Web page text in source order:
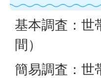
基本調査：世
間）
簡易調査：世